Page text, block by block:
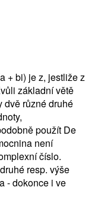
+ bi) je z, jestliže z
základní větě
dvě různé druhé
použít De
není
číslo.
resp. výše
- dokonce i ve